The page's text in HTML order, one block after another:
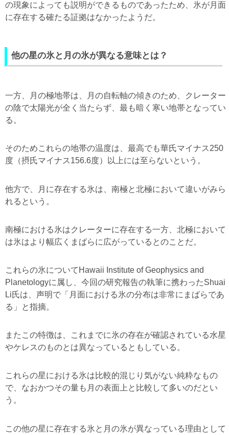
の現象によっても説明ができるものであったため、氷が月面
に存在する確たる証拠はなかったようだ。
他の星の氷と月の氷が異なる意味とは？
一方、月の極地帯は、月の自転軸の傾きのため、クレーター
の陰で太陽光が全く当たらず、最も暗く寒い地帯となってい
る。
そのためこれらの地帯の温度は、最高でも華氏マイナス250
度（摂氏マイナス156.6度）以上には至らないという。
他方で、月に存在する氷は、南極と北極において違いがみら
れるという。
南極における氷はクレーターに存在する一方、北極において
は氷はより幅広くまばらに広がっているとのことだ。
これらの氷についてHawaii Institute of Geophysics and
Planetologyに属し、今回の研究報告の執筆に携わったShuai
Li氏は、声明で「月面における氷の分布は非常にまばらであ
る」と指摘。
またこの特徴は、これまでに氷の存在が確認されている水星
やケレスのものとは異なっているともしている。
これらの星における氷は比較的混じり気がない純粋なもの
で、なおかつその量も月の表面上と比較して多いのだとい
う。
この他の星に存在する氷と月の氷が異なっている理由として